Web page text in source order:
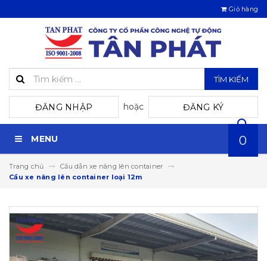
Giỏ hàng
TÌM KIẾM
ĐĂNG NHẬP hoặc ĐĂNG KÝ
MENU 0
Trang chủ
Cầu dẫn xe nâng lên container
Cầu xe nâng lên container loại 12m